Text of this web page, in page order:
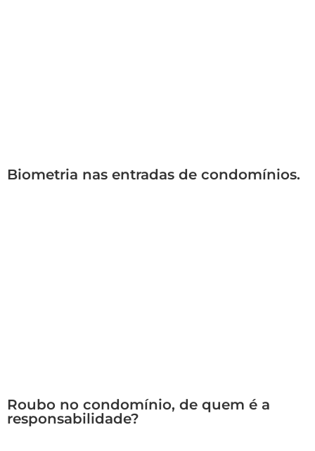
Biometria nas entradas de condomínios.
Roubo no condomínio, de quem é a
responsabilidade?